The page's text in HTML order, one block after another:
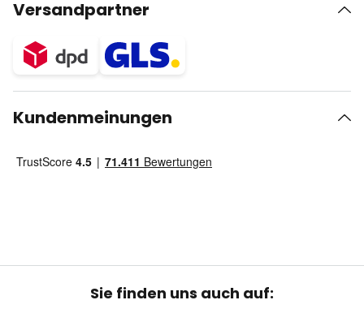
Versandpartner
Kundenmeinungen
Sie finden uns auch auf: